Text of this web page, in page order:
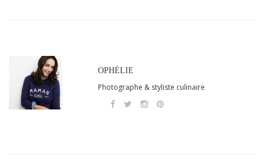
OPHÉLIE
Photographe & styliste culinaire